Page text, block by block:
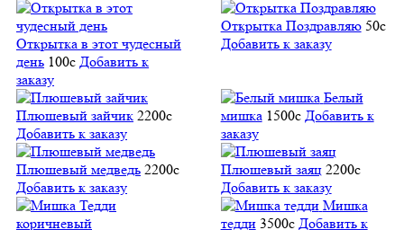
Открытка в этот чудесный
день 100c Добавить к
заказу
Открытка Поздравляю 50c
Добавить к заказу
Плюшевый зайчик 2200c
Добавить к заказу
Белый
мишка 1500c Добавить к
заказу
Плюшевый медведь 2200c
Добавить к заказу
Плюшевый заяц 2200c
Добавить к заказу
Мишка
тедди 3500c Добавить к